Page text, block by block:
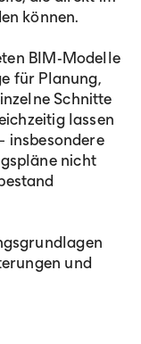
können.
BIM-Modelle
für Planung,
Schnitte
lassen
insbesondere
nicht
und